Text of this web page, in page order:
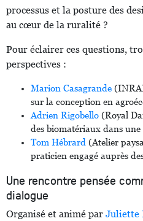
processus et la posture des
au cœur de la ruralité ?
Pour éclairer ces questions,
perspectives :
Marion Casagrande
sur la conception en
Adrien Rigobello (Royal
des biomatériaux dans
Tom Hébrard (Atelier
praticien engagé auprès
Une rencontre pensée
dialogue
Organisé et animé par Juliette